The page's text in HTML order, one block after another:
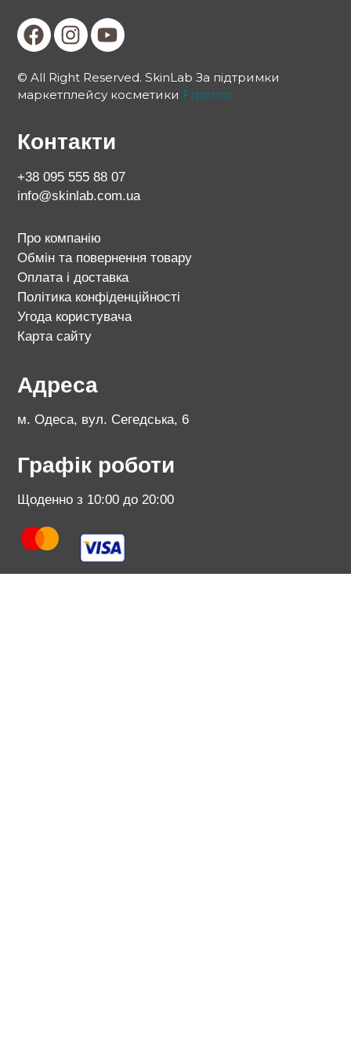
© All Right Reserved. SkinLab За підтримки
маркетплейсу косметики Froomo
Контакти
+38 095 555 88 07
info@skinlab.com.ua
Про компанію
Обмін та повернення товару
Оплата і доставка
Політика конфіденційності
Угода користувача
Карта сайту
Адреса
м. Одеса, вул. Сегедська, 6
Графік роботи
Щоденно з 10:00 до 20:00